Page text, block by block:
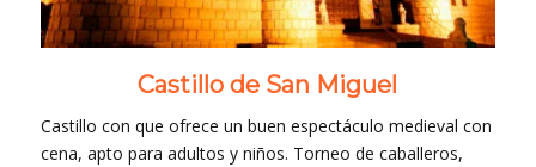
Castillo de San Miguel
Castillo con que ofrece un buen espectáculo medieval con
cena, apto para adultos y niños. Torneo de caballeros,